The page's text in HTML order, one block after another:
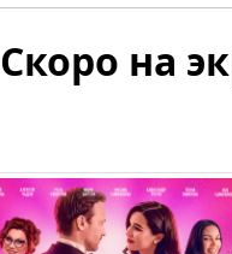
Скоро на